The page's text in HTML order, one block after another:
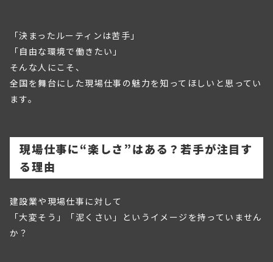
「決まったルーティンは苦手」
「自由な環境で働きたい」
そんな人にこそ、
全国を舞台にした現場仕事の魅力を知ってほしいと思ってい
ます。
現場仕事に“楽しさ”はある？若手が注目す
る理由
建設業や現場仕事に対して
「大変そう」「泥くさい」というイメージを持っていません
か？